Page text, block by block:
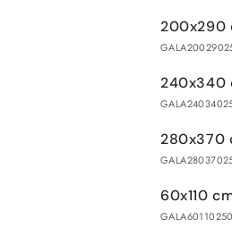
200x290
240x340
280x370
60x110